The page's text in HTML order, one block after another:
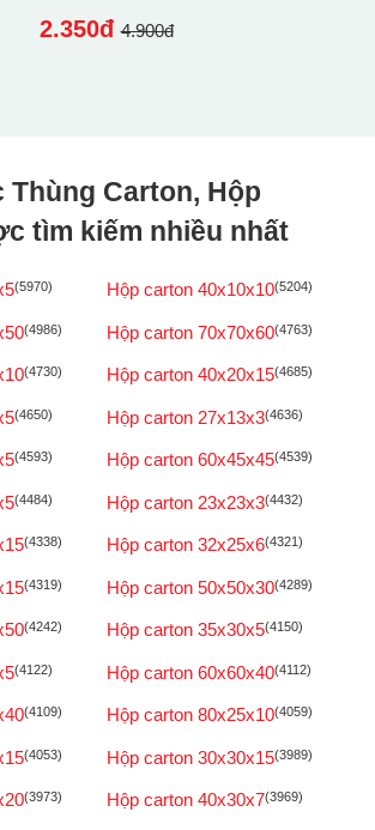
2.350đ 4.900đ
Carton, Hộp
tìm kiếm nhiều nhất
(5970) Hộp carton 40x10x10(5204)
(4986) Hộp carton 70x70x60(4763)
(4730) Hộp carton 40x20x15(4685)
(4650) Hộp carton 27x13x3(4636)
(4593) Hộp carton 60x45x45(4539)
(4484) Hộp carton 23x23x3(4432)
(4338) Hộp carton 32x25x6(4321)
(4319) Hộp carton 50x50x30(4289)
(4242) Hộp carton 35x30x5(4150)
(4122) Hộp carton 60x60x40(4112)
(4109) Hộp carton 80x25x10(4059)
(4053) Hộp carton 30x30x15(3989)
(3973) Hộp carton 40x30x7(3969)